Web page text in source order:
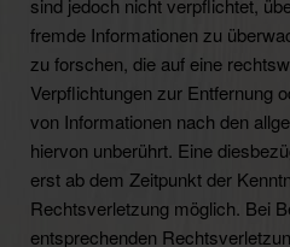
sind jedoch nicht verpflichtet,
fremde Informationen zu
zu forschen, die auf eine
Verpflichtungen zur Entfernung
von Informationen nach den
hiervon unberührt. Eine
erst ab dem Zeitpunkt der
Rechtsverletzung möglich. Bei
entsprechenden